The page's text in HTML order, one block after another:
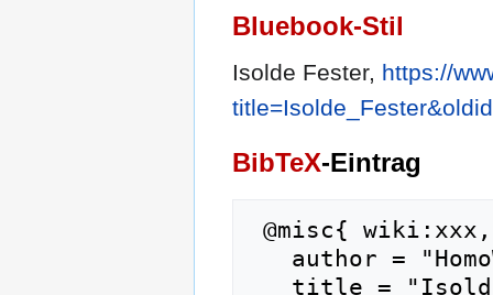
Bluebook-Stil
Isolde Fester, https://
BibTeX-Eintrag